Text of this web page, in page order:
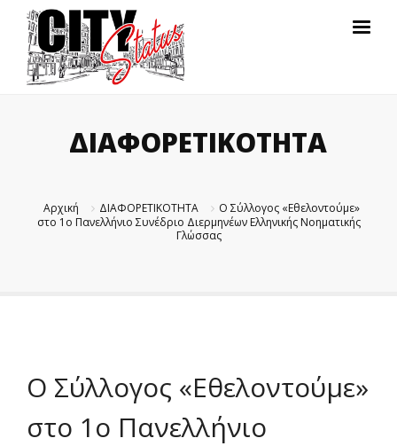
ΔΙΑΦΟΡΕΤΙΚΟΤΗΤΑ
Αρχική ΔΙΑΦΟΡΕΤΙΚΟΤΗΤΑ
Ο Σύλλογος «Εθελοντούμε»
στο 1ο Πανελλήνιο Συνέδριο Διερμηνέων Ελληνικής Νοηματικής
Γλώσσας
Ο Σύλλογος «Εθελοντούμε»
στο 1ο Πανελλήνιο